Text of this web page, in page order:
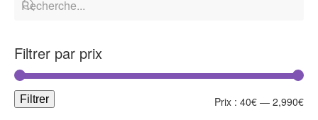
Filtrer par prix
Filtrer Prix : 40€ — 2,990€